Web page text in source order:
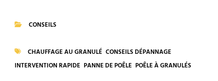
CONSEILS
TAGS
CHAUFFAGE AU GRANULÉ CONSEILS DÉPANNAGE
INTERVENTION RAPIDE PANNE DE POÊLE POÊLE À GRANULÉS